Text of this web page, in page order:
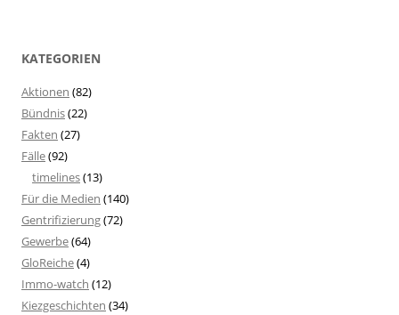
KATEGORIEN
Aktionen (82)
Bündnis(22)
Fakten (27)
Fälle(92)
timelines(13)
Für die Medien (140)
Gentrifizierung(72)
Gewerbe(64)
GloReiche(4)
Immo-watch (12)
Kiezgeschichten (34)